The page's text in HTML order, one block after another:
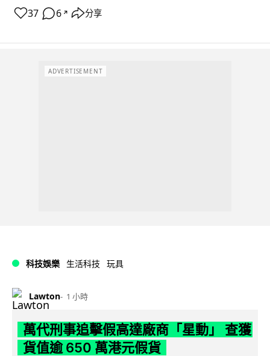
37 6 ↗ 分享
ADVERTISEMENT
科技娛樂 生活科技 玩具
Lawton 1 小時
萬代刑事追擊假高達廠商「星動」 查獲
貨值逾 650 萬港元假貨